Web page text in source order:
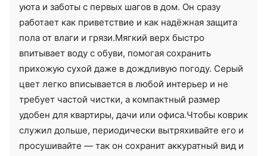
уюта и заботы с первых шагов в дом. Он сразу
работает как приветствие и как надёжная защита
пола от влаги и грязи.Мягкий верх быстро
впитывает воду с обуви, помогая сохранить
прихожую сухой даже в дождливую погоду. Серый
цвет легко вписывается в любой интерьер и не
требует частой чистки, а компактный размер
удобен для квартиры, дачи или офиса.Чтобы коврик
служил дольше, периодически вытряхивайте его и
просушивайте — так он сохранит аккуратный вид и